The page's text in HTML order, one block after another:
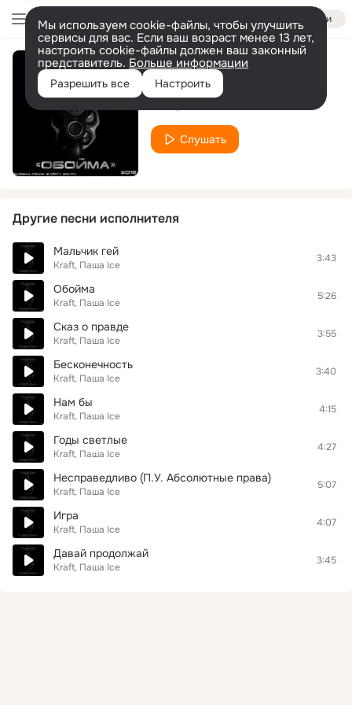
Войти
Мы используем cookie-файлы, чтобы улучшить
сервисы для вас. Если ваш возраст менее 13 лет,
настроить cookie-файлы должен ваш законный
представитель. Больше информации
Разрешить все Настроить
Такое время
Слушать
Другие песни исполнителя
Мальчик гей
Kraft, Паша Ice
3:43
Обойма
Kraft, Паша Ice
5:26
Сказ о правде
Kraft, Паша Ice
3:55
Бесконечность
Kraft, Паша Ice
3:40
Нам бы
Kraft, Паша Ice
4:15
Годы светлые
Kraft, Паша Ice
4:27
Несправедливо (П.У. Абсолютные права)
Kraft, Паша Ice
5:07
Игра
Kraft, Паша Ice
4:07
Давай продолжай
Kraft, Паша Ice
3:45